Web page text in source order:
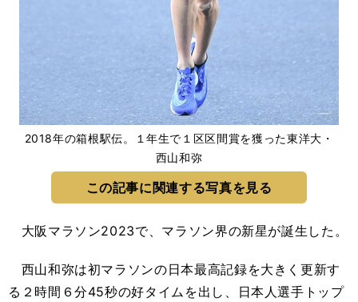
2018年の箱根駅伝。１年生で１区区間賞を獲った東洋大・
西山和弥
この記事に関連する写真を見る
大阪マラソン2023で、マラソン界の新星が誕生した。
西山和弥は初マラソンの日本最高記録を大きく更新す
る２時間６分45秒の好タイムを出し、日本人選手トップ